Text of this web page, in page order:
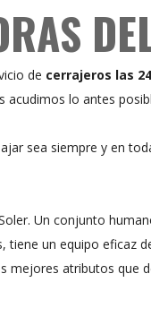
de cerrajeros las
acudimos lo antes
sea siempre y en
Un conjunto
tiene un equipo eficaz
mejores atributos que